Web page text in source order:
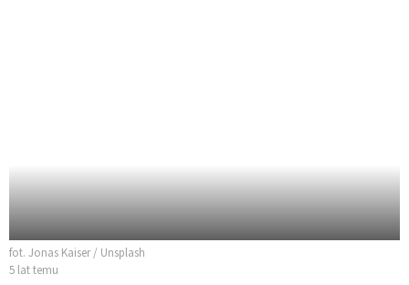
fot. Jonas Kaiser / Unsplash
5 lat temu